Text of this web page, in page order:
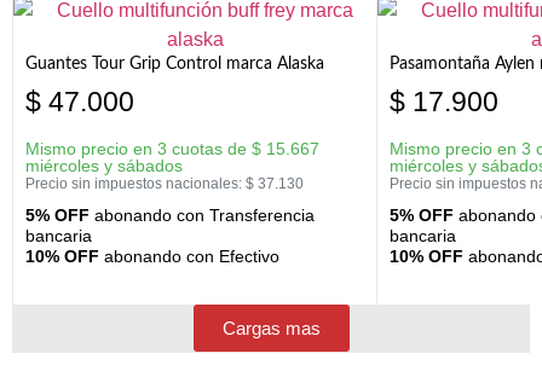
Guantes Tour Grip Control marca Alaska
$ 47.000
Mismo precio en 3 cuotas de $ 15.667
miércoles y sábados
Precio sin impuestos nacionales: $ 37.130
5% OFF abonando con Transferencia
bancaria
10% OFF abonando con Efectivo
Pasamontaña Aylen
$ 17.900
Mismo precio en 3
miércoles y
Precio sin impuestos
5% OFF abonando
bancaria
10% OFF
Cargas mas